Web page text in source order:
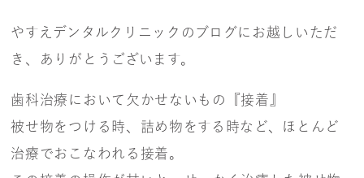
やすえデンタルクリニックのブログにお越しいただ
き、ありがとうございます。
歯科治療において欠かせないもの『接着』
被せ物をつける時、詰め物をする時など、ほとんど
治療でおこなわれる接着。